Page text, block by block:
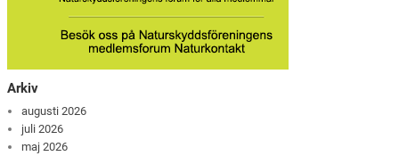
Arkiv
augusti 2026
juli 2026
maj 2026